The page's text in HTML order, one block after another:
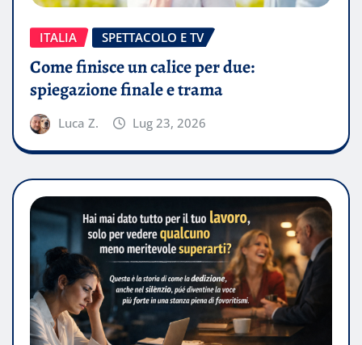
ITALIA SPETTACOLO E TV
Come finisce un calice per due:
spiegazione finale e trama
Luca Z. Lug 23, 2026